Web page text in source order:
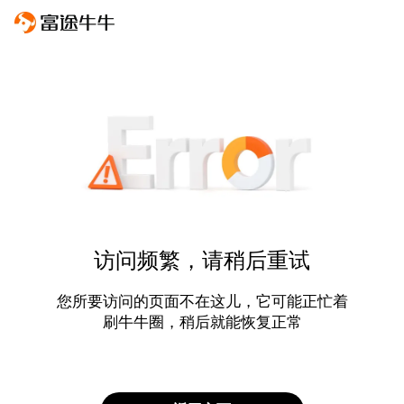
访问频繁，请稍后重试
您所要访问的页面不在这儿，它可能正忙着
刷牛牛圈，稍后就能恢复正常